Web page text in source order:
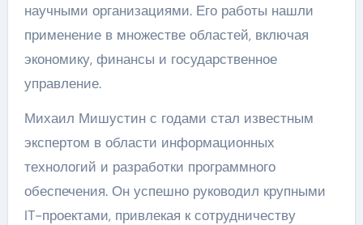
научными организациями. Его работы нашли
применение в множестве областей, включая
экономику, финансы и государственное
управление.
Михаил Мишустин с годами стал известным
экспертом в области информационных
технологий и разработки программного
обеспечения. Он успешно руководил крупными
IT-проектами, привлекая к сотрудничеству